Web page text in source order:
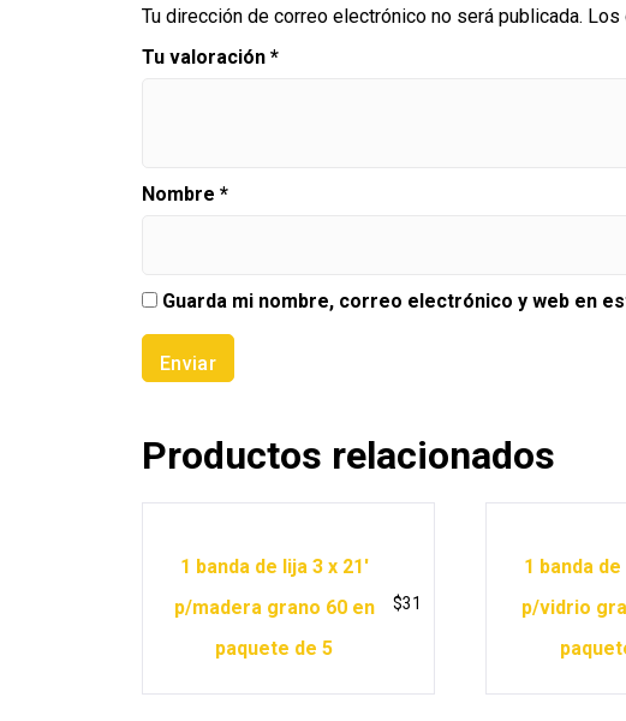
Tu dirección de correo electrónico no será publicada. Los
Tu valoración *
Nombre *
Guarda mi nombre, correo electrónico y web en
Productos relacionados
1 banda de lija 3 x 21′
p/madera grano 60 en
paquete de 5
$31
1 banda de
p/vidrio